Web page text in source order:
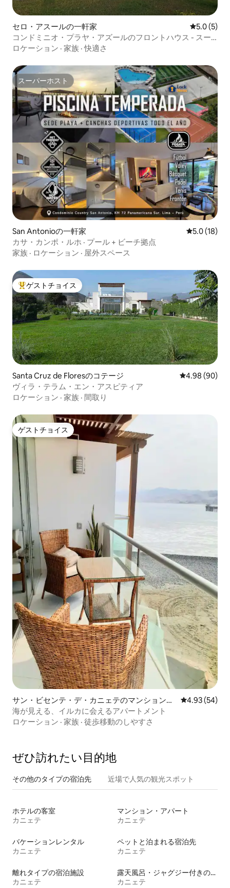
セロ・アスールの一軒家 レビュー5
5.0 (5)
コンドミニオ・プラヤ・アズールのフロントハウス - スー
パーホスト！
ロケーション · 家族 ·快適さ
スーパーホスト
スーパーホスト
San Antonioの一軒家 レビュー18
5.0 (18)
カサ・カンポ・ルホ · プール + ビーチ拠点
家族 · ロケーション · 屋外スペース
大好評のゲストチョイスです。
ゲストチョイス
Santa Cruz de Floresのコテージ レビュー90件
4.98 (90)
ヴィラ・テラム・エン・アスピティア
ロケーション · 家族 · 間取り
ゲストチョイス
ゲストチョイス
サン・ビセンテ・デ・カニェテのマンション・
アパート
レビュー54
4.93 (54)
海が見える、イルカに会えるアパートメント
ロケーション · 家族 · 徒歩移動のしやすさ
ぜひ訪⁠れ⁠た⁠い目⁠的⁠地
その他のタ⁠イ⁠プ⁠の宿⁠泊⁠先 近場で人気の観光スポット
ホテルの客室
カニェテ
マンション・アパート
カニェテ
バケーションレンタル
カニェテ
ペットと泊まれる宿泊先
カニェテ
離れタイプの宿泊施設
カニェテ
露天風呂・ジャグジー付きの宿泊施設
カニェテ